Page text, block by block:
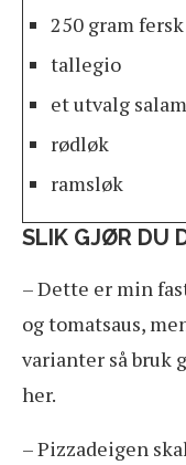
250 gram
tallegio
et utvalg
rødløk
ramsløk
SLIK GJØR DU
– Dette er min
og tomatsaus,
varianter så bruk
her.
– Pizzadeigen